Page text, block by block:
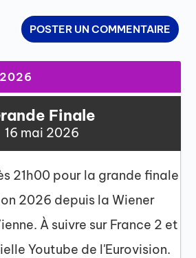
Finale
16 mai 2026
21h00 pour la grande finale
2026 depuis la Wiener
À suivre sur France 2 et
Youtube de l'Eurovision.